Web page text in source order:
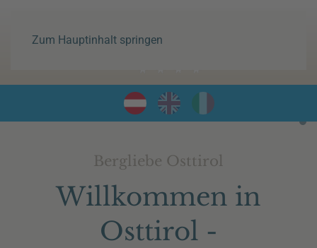
Zum Hauptinhalt springen
Dein Bergtirol.
Bergliebe Osttirol
Willkommen in
Osttirol -